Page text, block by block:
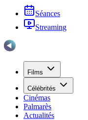
Séances
Streaming
Films
Célébrités
Cinémas
Palmarès
Actualités